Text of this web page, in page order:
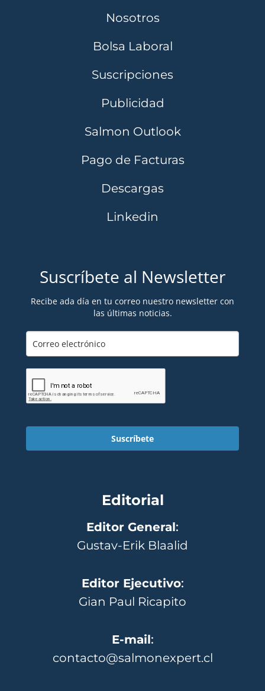
Nosotros
Bolsa Laboral
Suscripciones
Publicidad
Salmon Outlook
Pago de Facturas
Descargas
Linkedin
Suscríbete al Newsletter
Recibe ada día en tu correo nuestro newsletter con
las últimas noticias.
Suscríbete
Editorial
Editor General:
Gustav-Erik Blaalid
Editor Ejecutivo:
Gian Paul Ricapito
E-mail:
contacto@salmonexpert.cl